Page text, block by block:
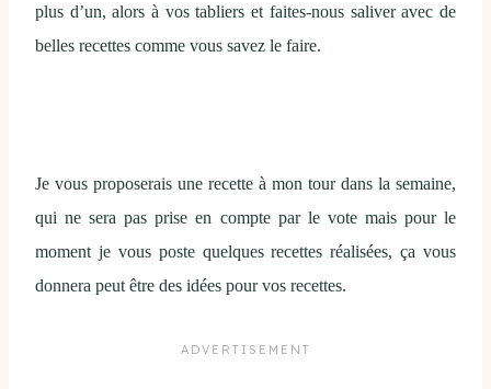
plus d’un, alors à vos tabliers et faites-nous saliver avec de
belles recettes comme vous savez le faire.
Je vous proposerais une recette à mon tour dans la semaine,
qui ne sera pas prise en compte par le vote mais pour le
moment je vous poste quelques recettes réalisées, ça vous
donnera peut être des idées pour vos recettes.